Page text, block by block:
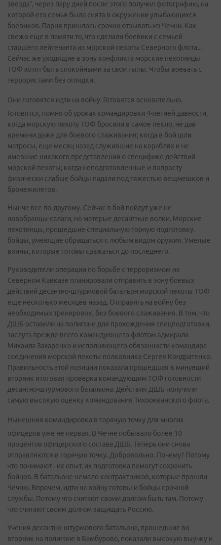
звезда”, через пару дней после этого получил фотографию, на
которой его семья была снята в окружении улыбающихся
боевиков. Парня пришлось срочно отзывать из Чечни. Как
свежо еще в памяти то, что сделали боевики с семьей
старшего лейтенанта из морской пехоты Северного флота...
Сейчас же уходящие в зону конфликта морские пехотинцы
ТОФ хотят быть спокойными за свои тылы. Чтобы воевать с
террористами без оглядки.
Они готовятся идти на войну. Готовятся основательно.
Готовятся, помня об уроках командировки 4-летней давности,
когда морскую пехоту ТОФ бросили в самое пекло, не дав
времени даже для боевого слаживания; когда в бой шли
матросы, еще месяц назад служившие на кораблях и не
имевшие никакого представления о специфике действий
морской пехоты; когда неподготовленные и попросту
физически слабые бойцы падали под тяжестью вещмешков и
бронежилетов.
Нынче все по-другому. Сейчас в бой пойдут уже не
новобранцы-салаги, но матерые десантные волки. Морские
пехотинцы, прошедшие специальную горную подготовку.
бойцы, умеющие обращаться с любым видом оружия. Умелые
воины, которые готовы сражаться до последнего.
Руководители операции по борьбе с терроризмом на
Северном Кавказе планировали отправить в зону боевых
действий десантно-штурмовой батальон морской пехоты ТОФ
еще несколько месяцев назад. Отправить на войну без
необходимых тренировок, без боевого слаживания. В том, что
ДШБ оставили на полигоне для прохождения спецподготовки,
заслуга прежде всего командующего флотом адмирала
Михаила Захаренко и исполняющего обязанности командира
соединения морской пехоты полковника Сергея Кондратенко.
Правильность этой позиции показала прошедшая в минувший
вторник итоговая проверка командующим ТОФ готовности
десантно-штурмового батальона. Действия ДШБ получили
самую высокую оценку командования Тихоокеанского флота.
Нынешняя командировка в горячую точку для многих
офицеров уже не первая. В Чечне побывало более 10
процентов офицерского состава ДШБ. Теперь они снова
отправляются в горячую точку. Добровольно. Почему? Потому
что понимают - их опыт, их подготовка помогут сохранить
бойцов. В батальоне немало контрактников, которые прошли
Чечню. Впрочем, идти на войну готовы и бойцы срочной
службы. Потому что считают своим долгом быть там. Потому
что считают своим долгом защищать Россию.
Учения десантно-штурмового батальона, прошедшие во
вторник на полигоне в Бамбурово, показали высокую выучку и